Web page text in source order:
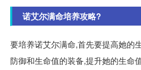
诺艾尔满命培养攻略?
要培养诺艾尔满命,首先要提高她的
防御和生命值的装备,提升她的生命